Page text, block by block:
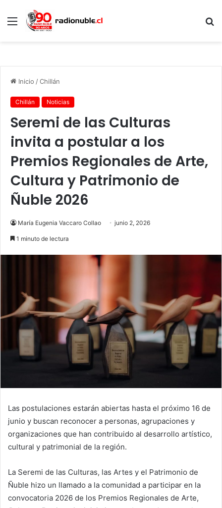
Menú
Inicio /Chillán
Chillán Noticias
Seremi de las Culturas
invita a postular a los
Premios Regionales de Arte,
Cultura y Patrimonio de
Ñuble 2026
María Eugenia Vaccaro Collao junio 2, 2026
1 minuto de lectura
Las postulaciones estarán abiertas hasta el próximo 16 de
junio y buscan reconocer a personas, agrupaciones y
organizaciones que han contribuido al desarrollo artístico,
cultural y patrimonial de la región.
La Seremi de las Culturas, las Artes y el Patrimonio de
Ñuble hizo un llamado a la comunidad a participar en la
convocatoria 2026 de los Premios Regionales de Arte,